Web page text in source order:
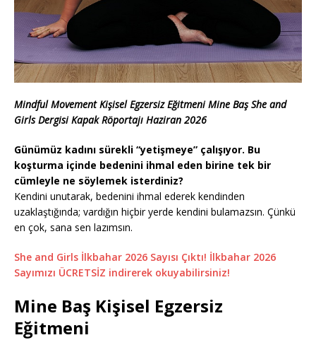
Mindful Movement Kişisel Egzersiz Eğitmeni Mine Baş She and
Girls Dergisi Kapak Röportajı Haziran 2026
Günümüz kadını sürekli “yetişmeye” çalışıyor. Bu
koşturma içinde bedenini ihmal eden birine tek bir
cümleyle ne söylemek isterdiniz?
Kendini unutarak, bedenini ihmal ederek kendinden
uzaklaştığında; vardığın hiçbir yerde kendini bulamazsın. Çünkü
en çok, sana sen lazımsın.
She and Girls İlkbahar 2026 Sayısı Çıktı! İlkbahar 2026
Sayımızı ÜCRETSİZ indirerek okuyabilirsiniz!
Mine Baş Kişisel Egzersiz
Eğitmeni